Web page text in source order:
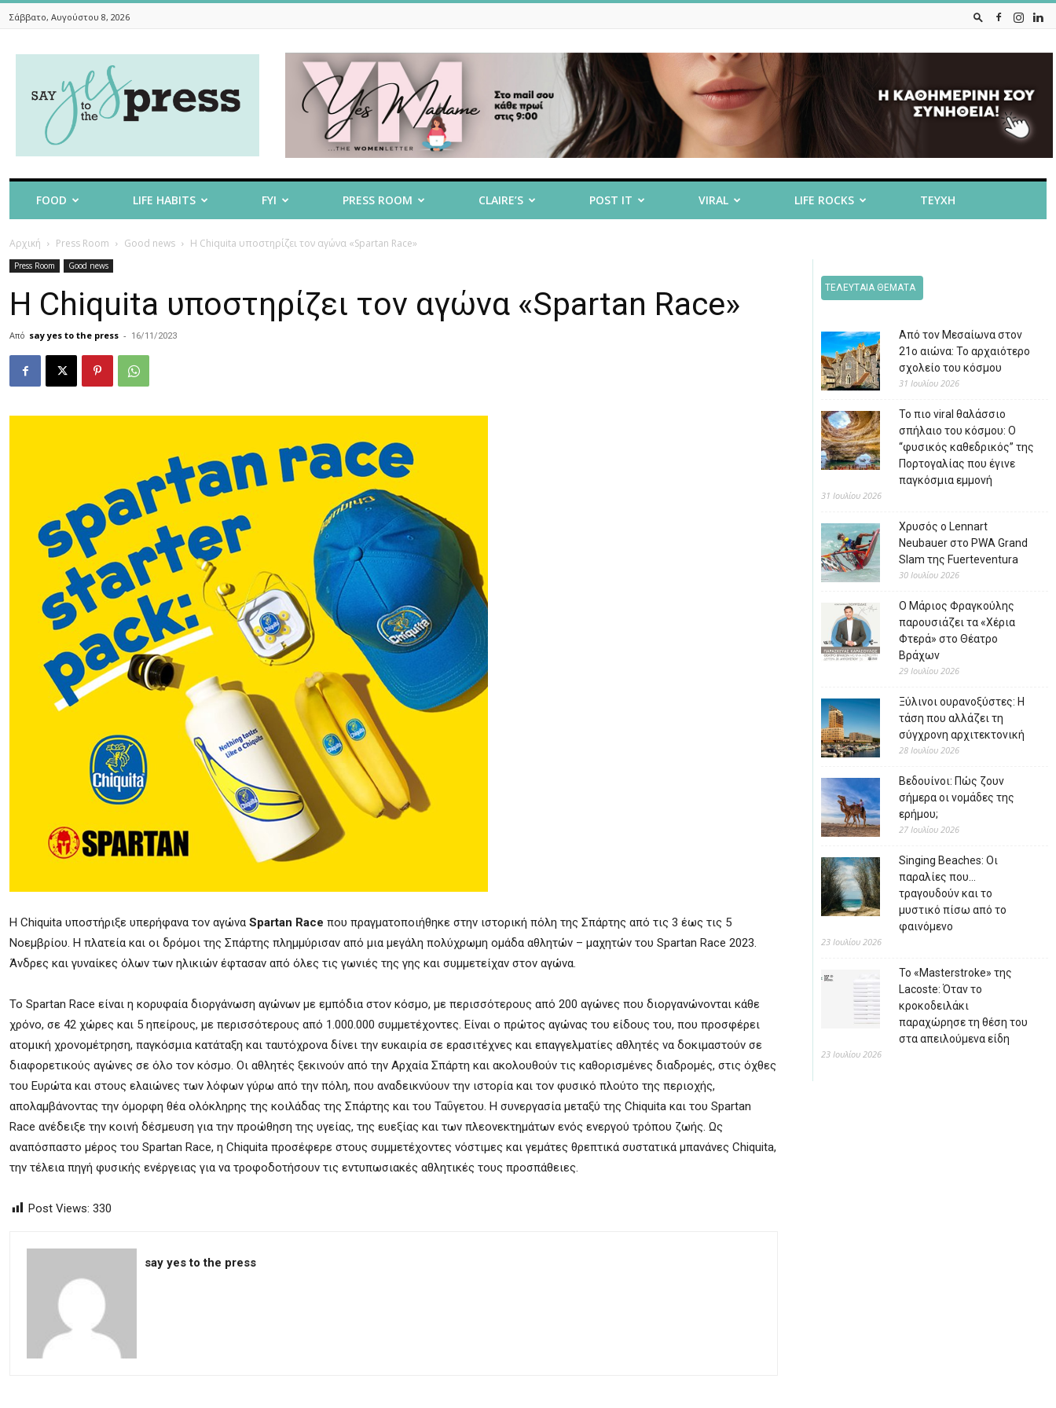
Σάββατο, Αυγούστου 8, 2026
To
The
FOOD LIFE HABITS FYI PRESS ROOM CLAIRE’S POST IT VIRAL LIFE ROCKS ΤΕΥΧΗ
Αρχική Press Room Good news Η Chiquita υποστηρίζει τον αγώνα «Spartan Race»
Press Room Good news
Η Chiquita υποστηρίζει τον αγώνα «Spartan Race»
Από say yes to the press - 16/11/2023
Η Chiquita υποστήριξε υπερήφανα τον αγώνα Spartan Race που πραγματοποιήθηκε στην ιστορική πόλη της Σπάρτης από τις 3 έως τις 5
Νοεμβρίου. Η πλατεία και οι δρόμοι της Σπάρτης πλημμύρισαν από μια μεγάλη πολύχρωμη ομάδα αθλητών – μαχητών του Spartan Race 2023.
Άνδρες και γυναίκες όλων των ηλικιών έφτασαν από όλες τις γωνιές της γης και συμμετείχαν στον αγώνα.
Το Spartan Race είναι η κορυφαία διοργάνωση αγώνων με εμπόδια στον κόσμο, με περισσότερους από 200 αγώνες που διοργανώνονται κάθε
χρόνο, σε 42 χώρες και 5 ηπείρους, με περισσότερους από 1.000.000 συμμετέχοντες. Είναι ο πρώτος αγώνας του είδους του, που προσφέρει
ατομική χρονομέτρηση, παγκόσμια κατάταξη και ταυτόχρονα δίνει την ευκαιρία σε ερασιτέχνες και επαγγελματίες αθλητές να δοκιμαστούν σε
διαφορετικούς αγώνες σε όλο τον κόσμο. Οι αθλητές ξεκινούν από την Αρχαία Σπάρτη και ακολουθούν τις καθορισμένες διαδρομές, στις όχθες
του Ευρώτα και στους ελαιώνες των λόφων γύρω από την πόλη, που αναδεικνύουν την ιστορία και τον φυσικό πλούτο της περιοχής,
απολαμβάνοντας την όμορφη θέα ολόκληρης της κοιλάδας της Σπάρτης και του Ταΰγετου. Η συνεργασία μεταξύ της Chiquita και του Spartan
Race ανέδειξε την κοινή δέσμευση για την προώθηση της υγείας, της ευεξίας και των πλεονεκτημάτων ενός ενεργού τρόπου ζωής. Ως
αναπόσπαστο μέρος του Spartan Race, η Chiquita προσέφερε στους συμμετέχοντες νόστιμες και γεμάτες θρεπτικά συστατικά μπανάνες Chiquita,
την τέλεια πηγή φυσικής ενέργειας για να τροφοδοτήσουν τις εντυπωσιακές αθλητικές τους προσπάθειες.
Post Views: 330
say yes to the press
ΤΕΛΕΥΤΑΙΑ ΘΕΜΑΤΑ
Από τον Μεσαίωνα στον
21ο αιώνα: Το αρχαιότερο
σχολείο του κόσμου
31 Ιουλίου 2026
Το πιο viral θαλάσσιο
σπήλαιο του κόσμου: Ο
“φυσικός καθεδρικός” της
Πορτογαλίας που έγινε
παγκόσμια εμμονή
31 Ιουλίου 2026
Χρυσός ο Lennart
Neubauer στο PWA Grand
Slam της Fuerteventura
30 Ιουλίου 2026
Ο Μάριος Φραγκούλης
παρουσιάζει τα «Χέρια
Φτερά» στο Θέατρο
Βράχων
29 Ιουλίου 2026
Ξύλινοι ουρανοξύστες: Η
τάση που αλλάζει τη
σύγχρονη αρχιτεκτονική
28 Ιουλίου 2026
Βεδουίνοι: Πώς ζουν
σήμερα οι νομάδες της
ερήμου;
27 Ιουλίου 2026
Singing Beaches: Οι
παραλίες που…
τραγουδούν και το
μυστικό πίσω από το
φαινόμενο
23 Ιουλίου 2026
Το «Masterstroke» της
Lacoste: Όταν το
κροκοδειλάκι
παραχώρησε τη θέση του
στα απειλούμενα είδη
23 Ιουλίου 2026